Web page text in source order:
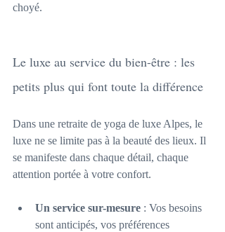
choyé.
Le luxe au service du bien-être : les
petits plus qui font toute la différence
Dans une retraite de yoga de luxe Alpes, le
luxe ne se limite pas à la beauté des lieux. Il
se manifeste dans chaque détail, chaque
attention portée à votre confort.
Un service sur-mesure : Vos besoins
sont anticipés, vos préférences